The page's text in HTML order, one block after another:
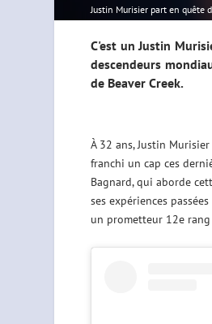
Justin Murisier part en quête
C'est un Justin
descendeurs
de Beaver Creek.
À 32 ans, Justin
franchi un cap ces
Bagnard, qui aborde
ses expériences
un prometteur 12e